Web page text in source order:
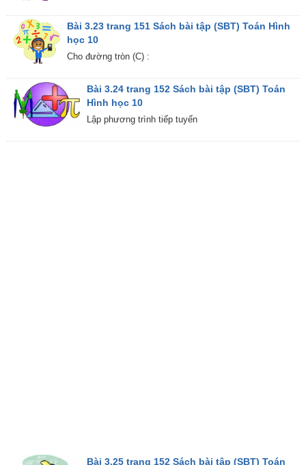
Bài 3.23 trang 151 Sách bài tập (SBT) Toán Hình
học 10
Cho đường tròn (C) :
Bài 3.24 trang 152 Sách bài tập (SBT) Toán
Hình học 10
Lập phương trình tiếp tuyến
Bài 3.25 trang 152 Sách bài tập (SBT) Toán